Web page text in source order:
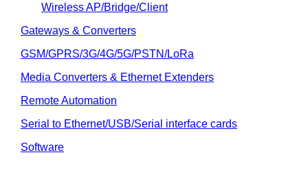
Wireless AP/Bridge/Client
Gateways & Converters
GSM/GPRS/3G/4G/5G/PSTN/LoRa
Media Converters & Ethernet Extenders
Remote Automation
Serial to Ethernet/USB/Serial interface cards
Software